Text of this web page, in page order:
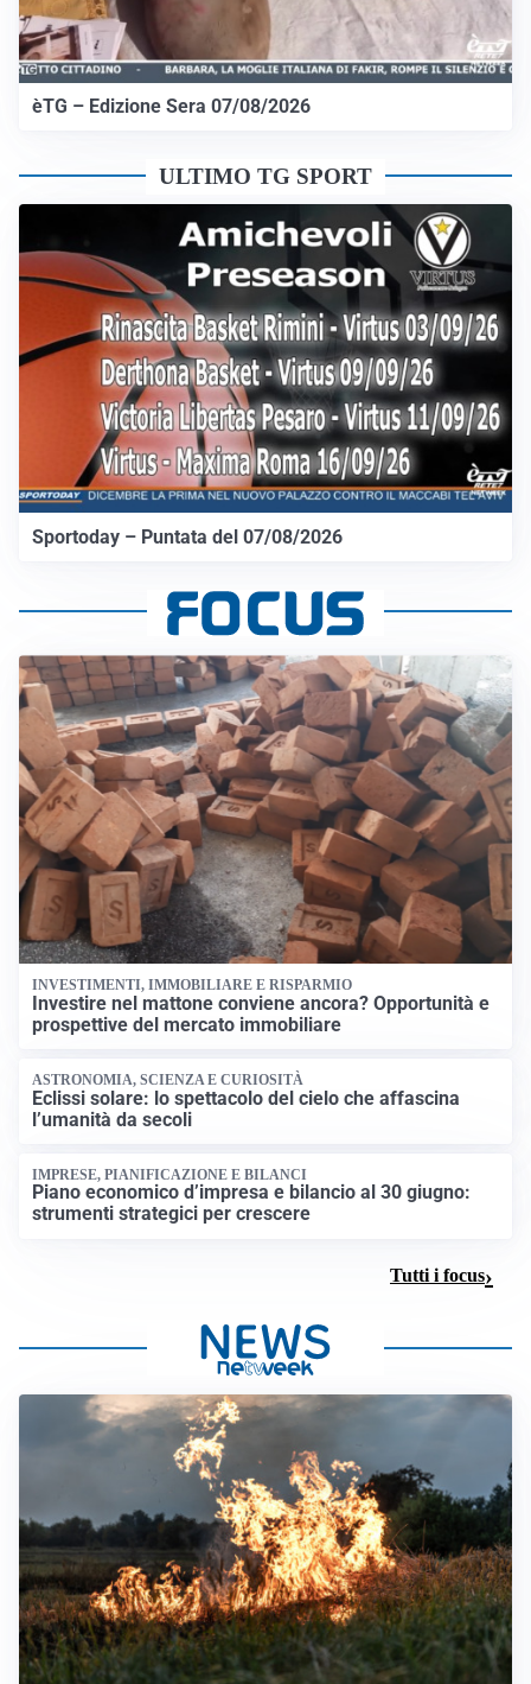
èTG – Edizione Sera 07/08/2026
ULTIMO TG SPORT
Sportoday – Puntata del 07/08/2026
INVESTIMENTI, IMMOBILIARE E RISPARMIO
Investire nel mattone conviene ancora? Opportunità e
prospettive del mercato immobiliare
ASTRONOMIA, SCIENZA E CURIOSITÀ
Eclissi solare: lo spettacolo del cielo che affascina
l’umanità da secoli
IMPRESE, PIANIFICAZIONE E BILANCI
Piano economico d’impresa e bilancio al 30 giugno:
strumenti strategici per crescere
Tutti i focus